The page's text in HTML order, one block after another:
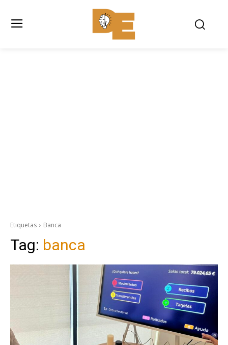
Etiquetas Banca
Tag: banca